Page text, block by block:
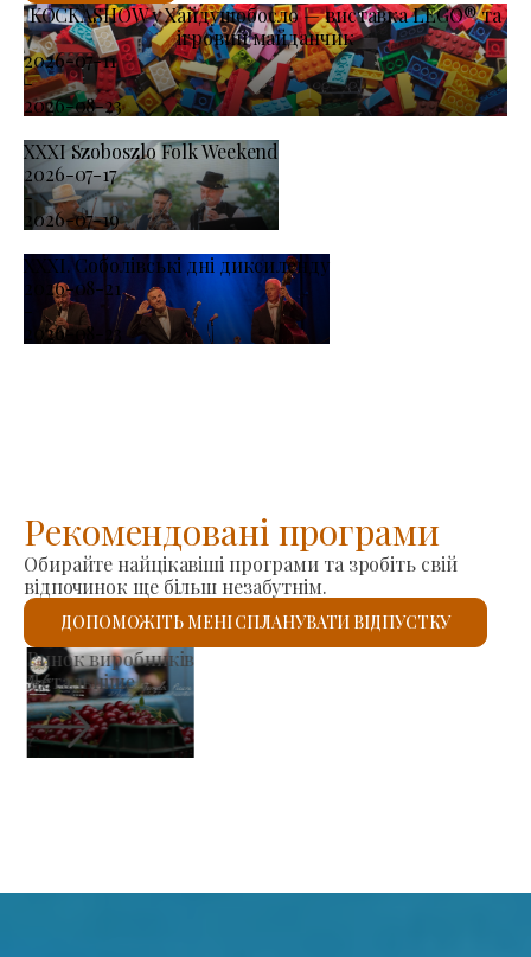
KOCKASHOW у Хайдушобосло — виставка LEGO® та
ігровий майданчик
2026-07-11
-
2026-08-23
XXXI Szoboszlo Folk Weekend
2026-07-17
-
2026-07-19
XXXI. Соболівські дні диксиленду
2026-08-21
-
2026-08-23
Рекомендовані програми
Обирайте найцікавіші програми та зробіть свій
відпочинок ще більш незабутнім.
ДОПОМОЖІТЬ МЕНІ СПЛАНУВАТИ ВІДПУСТКУ